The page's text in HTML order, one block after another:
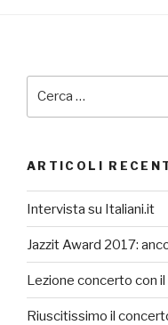
ARTICOLI
Intervista su Italiani.it
Jazzit Award 2017:
Lezione concerto con
Riuscitissimo il